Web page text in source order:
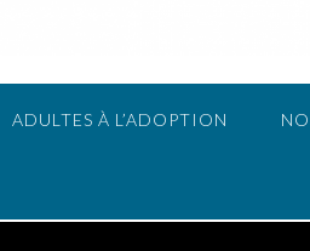
ADULTES À L’ADOPTION